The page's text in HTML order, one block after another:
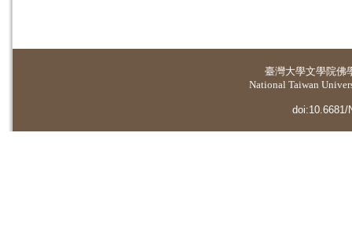
臺灣大學文學院佛
National Taiwan
doi:10.6681/